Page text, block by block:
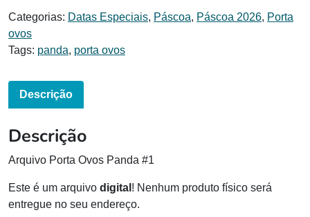
Categorias: Datas Especiais, Páscoa, Páscoa 2026, Porta
ovos
Tags: panda, porta ovos
Descrição
Descrição
Arquivo Porta Ovos Panda #1
Este é um arquivo digital ! Nenhum produto físico será
entregue no seu endereço.